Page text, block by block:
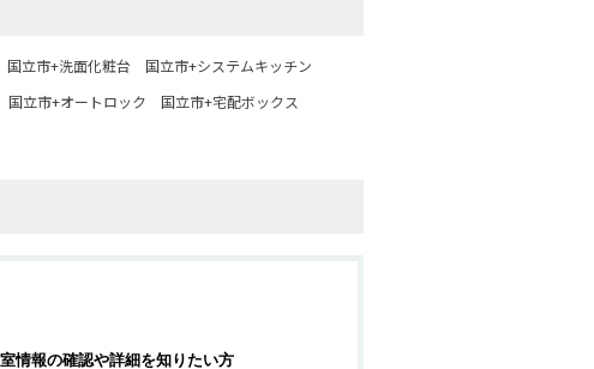
国立市+洗面化粧台
国立市+システムキッチン
国立市+オートロック
国立市+宅配ボックス
情報の確認や詳細を知りたい方